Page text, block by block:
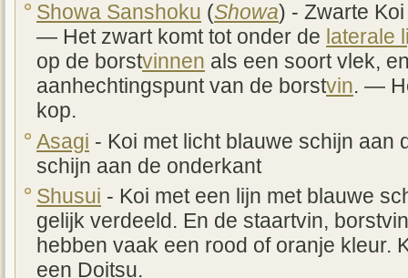
Showa Sanshoku (Showa) - Zwarte
— Het zwart komt tot onder de laterale
op de borstvinnen als een soort vlek,
aanhechtingspunt van de borstvin. —
kop.
Asagi - Koi met licht blauwe schijn aan
schijn aan de onderkant
Shusui - Koi met een lijn met blauwe
gelijk verdeeld. En de staartvin,
hebben vaak een rood of oranje kleur.
een Doitsu.